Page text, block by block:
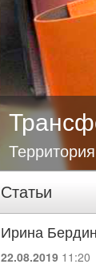
Статьи
Ирина
22.08.2019 11:20